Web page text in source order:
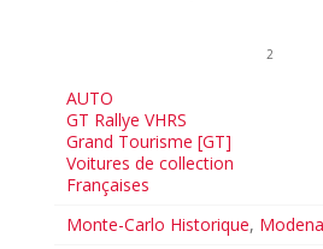
2
AUTO
GT Rallye VHRS
Grand Tourisme [GT]
Voitures de collection
Françaises
Monte-Carlo Historique,